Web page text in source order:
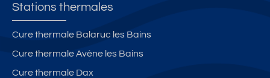
Stations thermales
Cure thermale Balaruc les Bains
Cure thermale Avène les Bains
Cure thermale Dax